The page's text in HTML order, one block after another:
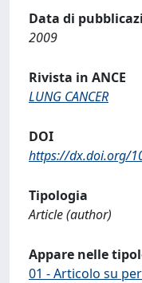
Data di
2009
Rivista in ANCE
LUNG CANCER
DOI
https://dx.doi.org/
Tipologia
Article (author)
Appare nelle
01 - Articolo su